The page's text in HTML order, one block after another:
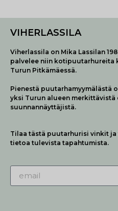
VIHERLASSILA
Viherlassila on Mika Lassilan
palvelee niin kotipuutarhureita
Turun Pitkämäessä.
Pienestä puutarhamyymälästä
yksi Turun alueen merkittävistä
suunnannäyttäjistä.
Tilaa tästä puutarhurisi vinkit
tietoa tulevista tapahtumista.